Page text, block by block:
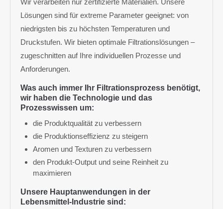
Wir verarbeiten nur zertifizierte Materialien. Unsere
Lösungen sind für extreme Parameter geeignet: von
niedrigsten bis zu höchsten Temperaturen und
Druckstufen. Wir bieten optimale Filtrationslösungen –
zugeschnitten auf Ihre individuellen Prozesse und
Anforderungen.
Was auch immer Ihr Filtrationsprozess benötigt,
wir haben die Technologie und das
Prozesswissen um:
die Produktqualität zu verbessern
die Produktionseffizienz zu steigern
Aromen und Texturen zu verbessern
den Produkt-Output und seine Reinheit zu
maximieren
Unsere Hauptanwendungen in der
Lebensmittel-Industrie sind: